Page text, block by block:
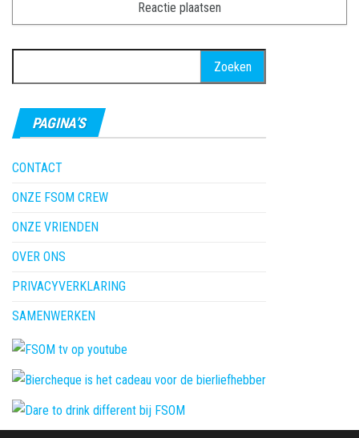
naar:
PAGINA’S
CONTACT
ONZE FSOM CREW
ONZE VRIENDEN
OVER ONS
PRIVACYVERKLARING
SAMENWERKEN